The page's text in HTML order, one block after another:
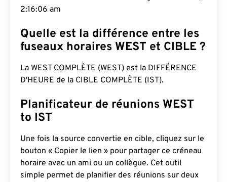
2:16:06 am
Quelle est la différence entre les
fuseaux horaires WEST et CIBLE ?
La WEST COMPLÈTE (WEST) est la DIFFÉRENCE
D'HEURE de la CIBLE COMPLÈTE (IST).
Planificateur de réunions WEST
to IST
Une fois la source convertie en cible, cliquez sur le
bouton « Copier le lien » pour partager ce créneau
horaire avec un ami ou un collègue. Cet outil
simple permet de planifier des réunions sur deux